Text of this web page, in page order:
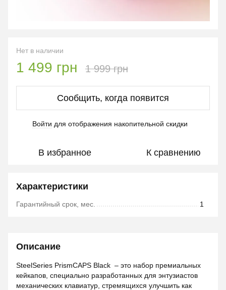
Нет в наличии
1 499 грн 1 999 грн
Сообщить, когда появится
Войти для отображения накопительной скидки
В избранное К сравнению
Характеристики
Гарантийный срок, мес. 1
Описание
SteelSeries PrismCAPS Black – это набор премиальных
кейкапов, специально разработанных для энтузиастов
механических клавиатур, стремящихся улучшить как